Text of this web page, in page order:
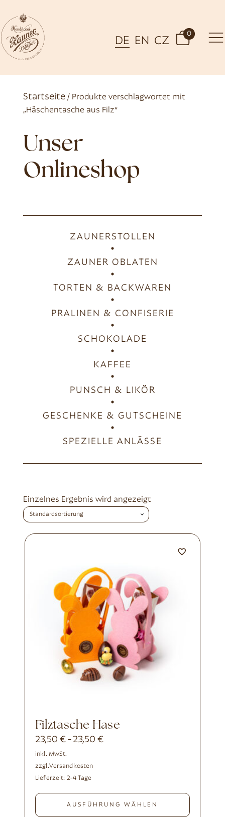
DE EN CZ
0
Startseite/ Produkte verschlagwortet mit
„Häschentasche aus Filz“
Unser
Onlineshop
ZAUNERSTOLLEN
ZAUNER OBLATEN
TORTEN & BACKWAREN
PRALINEN & CONFISERIE
SCHOKOLADE
KAFFEE
PUNSCH & LIKÖR
GESCHENKE & GUTSCHEINE
SPEZIELLE ANLÄSSE
Einzelnes Ergebnis wird angezeigt
Filztasche Hase
23,50€ -23,50€
inkl. MwSt.
zzgl.Versandkosten
Lieferzeit: 2-4 Tage
AUSFÜHRUNG WÄHLEN